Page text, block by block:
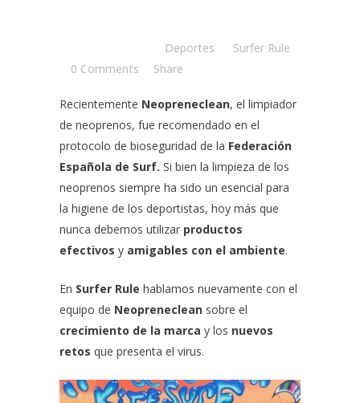
Deportes
Surfer Rule
0 Comments
Share
Recientemente Neopreneclean, el limpiador
de neoprenos, fue recomendado en el
protocolo de bioseguridad de la Federación
Española de Surf. Si bien la limpieza de los
neoprenos siempre ha sido un esencial para
la higiene de los deportistas, hoy más que
nunca debemos utilizar productos
efectivos y amigables con el ambiente.
En Surfer Rule hablamos nuevamente con el
equipo de Neopreneclean sobre el
crecimiento de la marca y los nuevos
retos que presenta el virus.